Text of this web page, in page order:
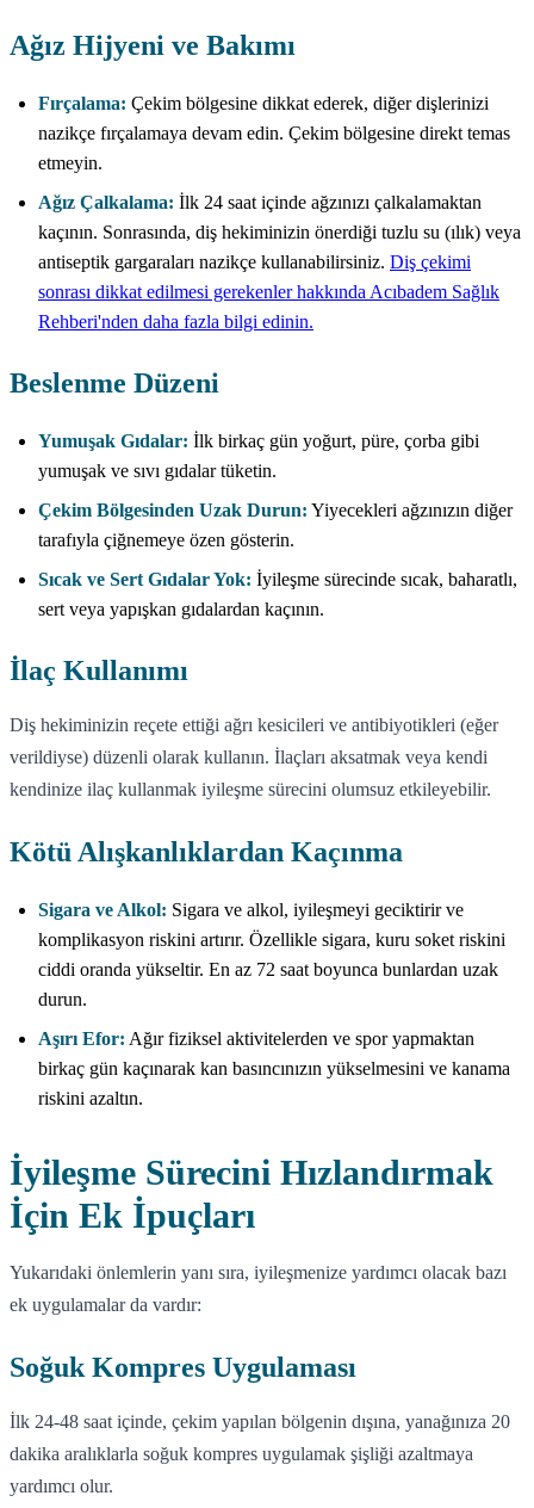
Ağız Hijyeni ve Bakımı
Fırçalama: Çekim bölgesine dikkat ederek, diğer dişlerinizi
nazikçe fırçalamaya devam edin. Çekim bölgesine direkt temas
etmeyin.
Ağız Çalkalama: İlk 24 saat içinde ağzınızı çalkalamaktan
kaçının. Sonrasında, diş hekiminizin önerdiği tuzlu su (ılık) veya
antiseptik gargaraları nazikçe kullanabilirsiniz. Diş çekimi
sonrası dikkat edilmesi gerekenler hakkında Acıbadem Sağlık
Rehberi'nden daha fazla bilgi edinin.
Beslenme Düzeni
Yumuşak Gıdalar: İlk birkaç gün yoğurt, püre, çorba gibi
yumuşak ve sıvı gıdalar tüketin.
Çekim Bölgesinden Uzak Durun: Yiyecekleri ağzınızın diğer
tarafıyla çiğnemeye özen gösterin.
Sıcak ve Sert Gıdalar Yok: İyileşme sürecinde sıcak, baharatlı,
sert veya yapışkan gıdalardan kaçının.
İlaç Kullanımı
Diş hekiminizin reçete ettiği ağrı kesicileri ve antibiyotikleri (eğer
verildiyse) düzenli olarak kullanın. İlaçları aksatmak veya kendi
kendinize ilaç kullanmak iyileşme sürecini olumsuz etkileyebilir.
Kötü Alışkanlıklardan Kaçınma
Sigara ve Alkol: Sigara ve alkol, iyileşmeyi geciktirir ve
komplikasyon riskini artırır. Özellikle sigara, kuru soket riskini
ciddi oranda yükseltir. En az 72 saat boyunca bunlardan uzak
durun.
Aşırı Efor: Ağır fiziksel aktivitelerden ve spor yapmaktan
birkaç gün kaçınarak kan basıncınızın yükselmesini ve kanama
riskini azaltın.
İyileşme Sürecini Hızlandırmak
İçin Ek İpuçları
Yukarıdaki önlemlerin yanı sıra, iyileşmenize yardımcı olacak bazı
ek uygulamalar da vardır:
Soğuk Kompres Uygulaması
İlk 24-48 saat içinde, çekim yapılan bölgenin dışına, yanağınıza 20
dakika aralıklarla soğuk kompres uygulamak şişliği azaltmaya
yardımcı olur.